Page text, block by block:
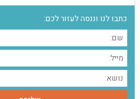
כתבו לנו וננסה לעזור לכם: